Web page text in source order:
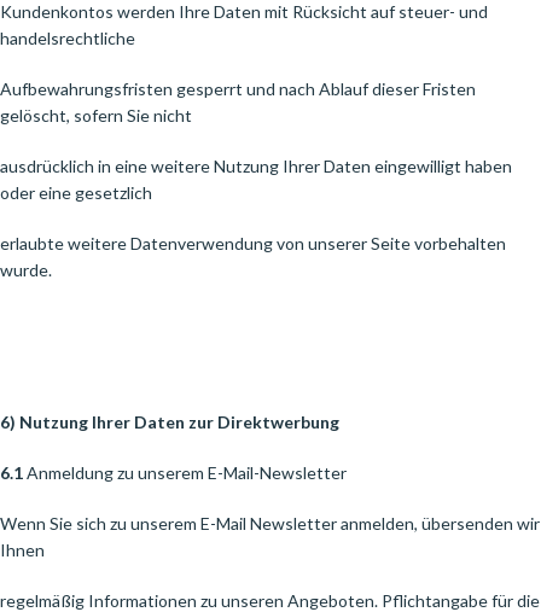
Kundenkontos werden Ihre Daten mit Rücksicht auf steuer- und
handelsrechtliche
Aufbewahrungsfristen gesperrt und nach Ablauf dieser Fristen
gelöscht, sofern Sie nicht
ausdrücklich in eine weitere Nutzung Ihrer Daten eingewilligt haben
oder eine gesetzlich
erlaubte weitere Datenverwendung von unserer Seite vorbehalten
wurde.
6) Nutzung Ihrer Daten zur Direktwerbung
6.1Anmeldung zu unserem E-Mail-Newsletter
Wenn Sie sich zu unserem E-Mail Newsletter anmelden, übersenden wir
Ihnen
regelmäßig Informationen zu unseren Angeboten. Pflichtangabe für die